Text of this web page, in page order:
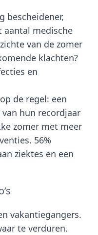
bescheidener,
aantal medische
van de zomer
klachten?
en
de regel: een
hun recordjaar
zomer met meer
56%
ziektes en een
vakantiegangers.
te verduren.